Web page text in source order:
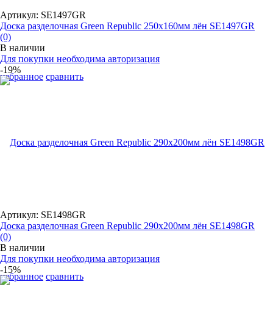
избранное сравнить
Артикул: SE1497GR
Доска разделочная Green Republic 250х160мм лён SE1497GR
(0)
В наличии
Для покупки необходима авторизация
-19%
избранное сравнить
Артикул: SE1498GR
Доска разделочная Green Republic 290x200мм лён SE1498GR
(0)
В наличии
Для покупки необходима авторизация
-15%